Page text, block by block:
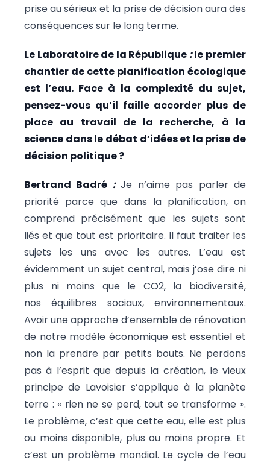
prise au sérieux et la prise de décision aura des
conséquences sur le long terme.
Le Laboratoire de la République :le premier
chantier de cette planification écologique
est l’eau. Face à la complexité du sujet,
pensez-vous qu’il faille accorder plus de
place au travail de la recherche, à la
science dans le débat d’idées et la prise de
décision politique ?
Bertrand Badré :Je n’aime pas parler de
priorité parce que dans la planification, on
comprend précisément que les sujets sont
liés et que tout est prioritaire. Il faut traiter les
sujets les uns avec les autres. L’eau est
évidemment un sujet central, mais j’ose dire ni
plus ni moins que le CO2, la biodiversité,
nos équilibres sociaux, environnementaux.
Avoir une approche d’ensemble de rénovation
de notre modèle économique est essentiel et
non la prendre par petits bouts. Ne perdons
pas à l’esprit que depuis la création, le vieux
principe de Lavoisier s’applique à la planète
terre : « rien ne se perd, tout se transforme ».
Le problème, c’est que cette eau, elle est plus
ou moins disponible, plus ou moins propre. Et
c’est un problème mondial. Le cycle de l’eau